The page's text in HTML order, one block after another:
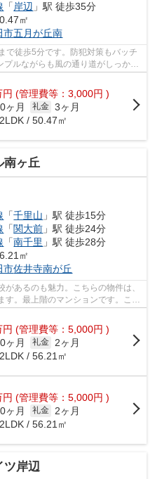
「岸辺 」駅 徒歩35分
㎡
市五月が丘南
で徒歩5分です。防犯対策もバッチ
プルながらも風の通り道がしっかり
円 (管理費等：3,000円 )
0ヶ月 礼金 3ヶ月
/ 50.47㎡
南ヶ丘
「千里山 」駅 徒歩15分
「関大前 」駅 徒歩24分
「南千里 」駅 徒歩28分
㎡
市佐井寺南が丘
あるのも魅力。こちらの物件は、
す。最上階のマンションです。こち
円 (管理費等：5,000円 )
0ヶ月 礼金
2ヶ月
/ 56.21㎡
円 (管理費等：5,000円 )
0ヶ月 礼金
2ヶ月
/ 56.21㎡
ツ岸辺